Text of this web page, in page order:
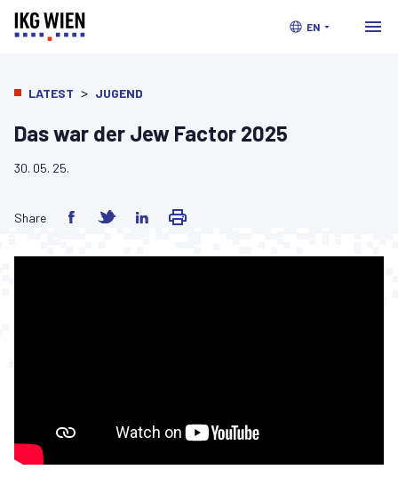
EN
LATEST > JUGEND
Das war der Jew Factor 2025
30. 05. 25.
Share